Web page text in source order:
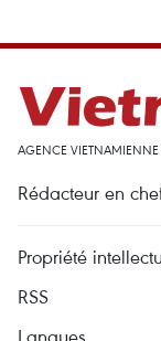
AGENCE
Rédacteur en
Propriété
RSS